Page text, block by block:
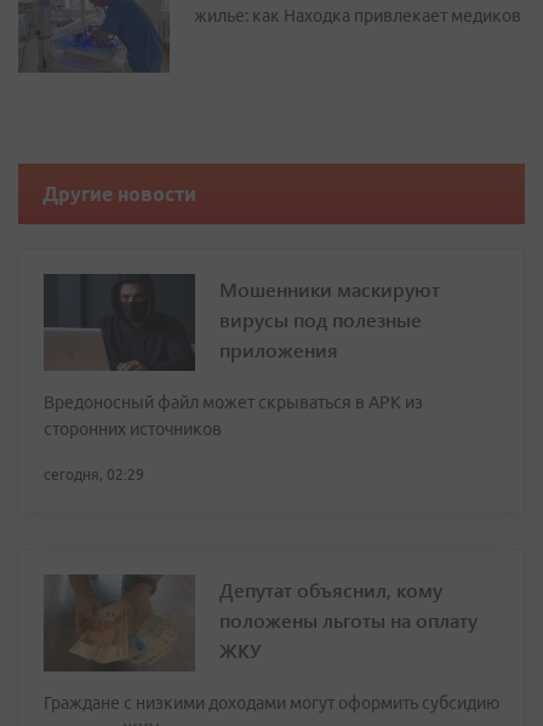
жилье: как Находка привлекает медиков
Другие новости
Мошенники маскируют
вирусы под полезные
приложения
Вредоносный файл может скрываться в APK из
сторонних источников
сегодня, 02:29
Депутат объяснил, кому
положены льготы на оплату
ЖКУ
Граждане с низкими доходами могут оформить субсидию